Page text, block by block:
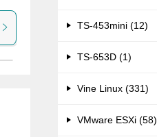
TS-453mini (12)
TS-653D (1)
Vine Linux (331)
VMware ESXi (58)